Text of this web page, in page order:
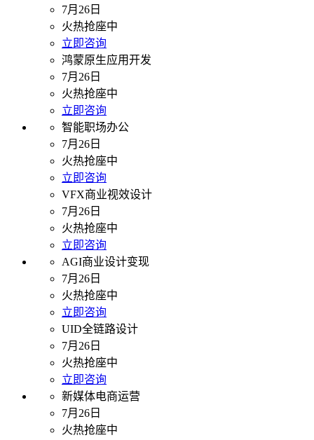
7月26日
火热抢座中
立即咨询
鸿蒙原生应用开发
7月26日
火热抢座中
立即咨询
智能职场办公
7月26日
火热抢座中
立即咨询
VFX商业视效设计
7月26日
火热抢座中
立即咨询
AGI商业设计变现
7月26日
火热抢座中
立即咨询
UID全链路设计
7月26日
火热抢座中
立即咨询
新媒体电商运营
7月26日
火热抢座中